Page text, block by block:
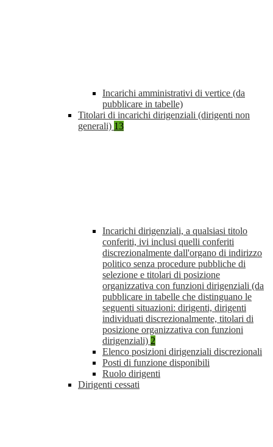
Incarichi amministrativi di vertice (da
pubblicare in tabelle)
Titolari di incarichi dirigenziali (dirigenti non
generali) 13
Incarichi dirigenziali, a qualsiasi titolo
conferiti, ivi inclusi quelli conferiti
discrezionalmente dall'organo di indirizzo
politico senza procedure pubbliche di
selezione e titolari di posizione
organizzativa con funzioni dirigenziali (da
pubblicare in tabelle che distinguano le
seguenti situazioni: dirigenti, dirigenti
individuati discrezionalmente, titolari di
posizione organizzativa con funzioni
dirigenziali) 2
Elenco posizioni dirigenziali discrezionali
Posti di funzione disponibili
Ruolo dirigenti
Dirigenti cessati